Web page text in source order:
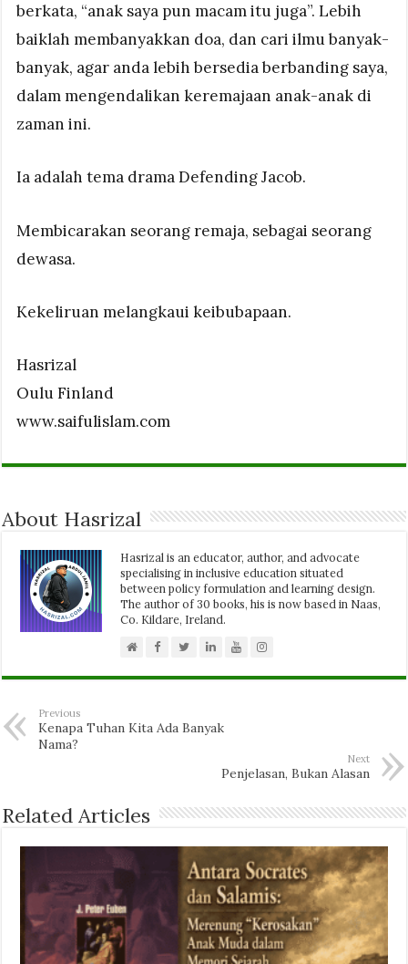
berkata, “anak saya pun macam itu juga”. Lebih
baiklah membanyakkan doa, dan cari ilmu banyak-
banyak, agar anda lebih bersedia berbanding saya,
dalam mengendalikan keremajaan anak-anak di
zaman ini.
Ia adalah tema drama Defending Jacob.
Membicarakan seorang remaja, sebagai seorang
dewasa.
Kekeliruan melangkaui keibubapaan.
Hasrizal
Oulu Finland
www.saifulislam.com
About Hasrizal
Hasrizal is an educator, author, and advocate
specialising in inclusive education situated
between policy formulation and learning design.
The author of 30 books, his is now based in Naas,
Co. Kildare, Ireland.
Previous
Kenapa Tuhan Kita Ada Banyak
Nama?
Next
Penjelasan, Bukan Alasan
Related Articles